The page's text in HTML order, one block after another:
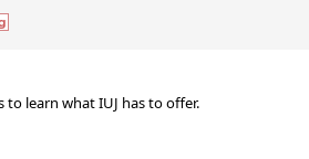
learn what IUJ has to offer.